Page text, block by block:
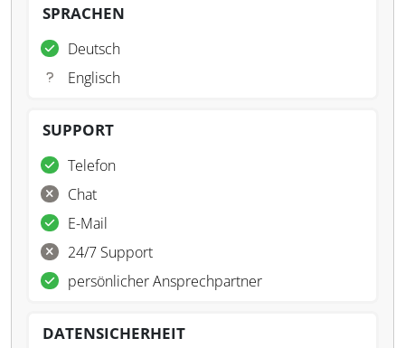
SPRACHEN
Deutsch
Englisch
SUPPORT
Telefon
Chat
E-Mail
24/7 Support
persönlicher Ansprechpartner
DATENSICHERHEIT